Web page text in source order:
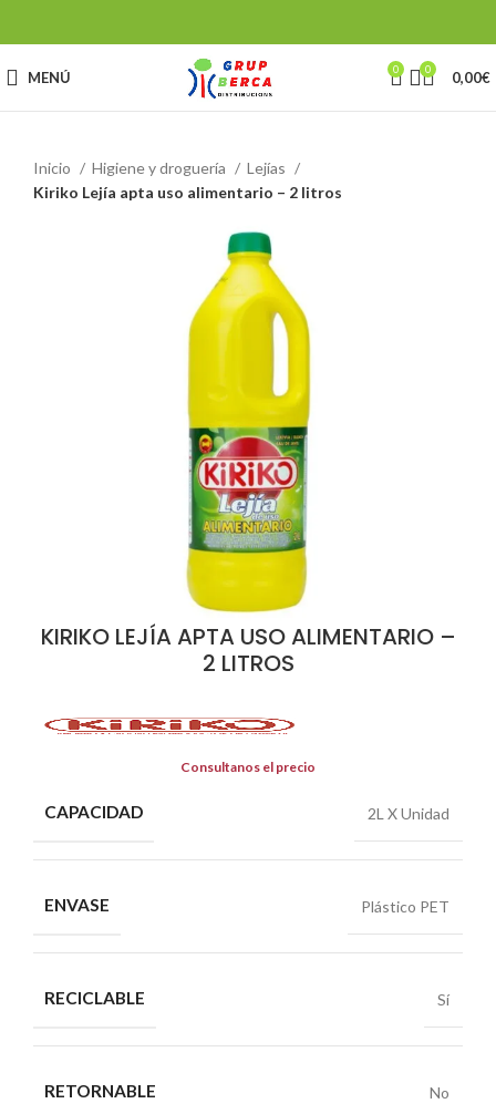
MENÚ 0 0 0,00€
Inicio Higiene y droguería
Lejías
Kiriko Lejía apta uso alimentario – 2 litros
KIRIKO LEJÍA APTA USO ALIMENTARIO –
2 LITROS
Consultanos el precio
CAPACIDAD 2L X Unidad
ENVASE Plástico PET
RECICLABLE Sí
RETORNABLE No